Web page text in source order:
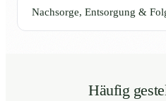
Nachsorge, Entsorgung &
Häufig